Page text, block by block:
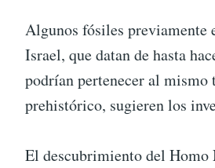
Algunos fósiles previamente
Israel, que datan de hasta
podrían pertenecer al mismo
prehistórico, sugieren los
El descubrimiento del Homo